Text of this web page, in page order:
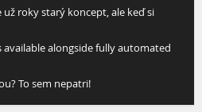
už roky starý koncept, ale keď si
available alongside fully automated
To sem nepatri!